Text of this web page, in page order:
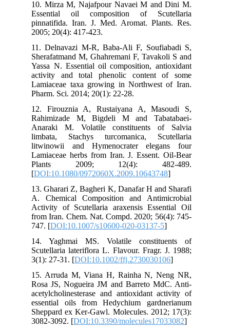
10. Mirza M, Najafpour Navaei M and Dini M.
Essential oil composition of Scutellaria
pinnatifida. Iran. J. Med. Aromat. Plants. Res.
2005; 20(4): 417-423.
11. Delnavazi M-R, Baba-Ali F, Soufiabadi S,
Sherafatmand M, Ghahremani F, Tavakoli S and
Yassa N. Essential oil composition, antioxidant
activity and total phenolic content of some
Lamiaceae taxa growing in Northwest of Iran.
Pharm. Sci. 2014; 20(1): 22-28.
12. Firouznia A, Rustaiyana A, Masoudi S,
Rahimizade M, Bigdeli M and Tabatabaei-
Anaraki M. Volatile constituents of Salvia
limbata, Stachys turcomanica, Scutellaria
litwinowii and Hymenocrater elegans four
Lamiaceae herbs from Iran. J. Essent. Oil-Bear
Plants 2009; 12(4): 482-489.
[DOI:10.1080/0972060X.2009.10643748
13. Gharari Z, Bagheri K, Danafar H and Sharafi
A. Chemical Composition and Antimicrobial
Activity of Scutellaria araxensis Essential Oil
from Iran. Chem. Nat. Compd. 2020; 56(4): 745-
747. [DOI:10.1007/s10600-020-03137-5
14. Yaghmai MS. Volatile constituents of
Scutellaria lateriflora L. Flavour. Fragr. J. 1988;
3(1): 27-31. [DOI:10.1002/ffj.2730030106
15. Arruda M, Viana H, Rainha N, Neng NR,
Rosa JS, Nogueira JM and Barreto MdC. Anti-
acetylcholinesterase and antioxidant activity of
essential oils from Hedychium gardnerianum
Sheppard ex Ker-Gawl. Molecules. 2012; 17(3):
3082-3092. [DOI:10.3390/molecules17033082